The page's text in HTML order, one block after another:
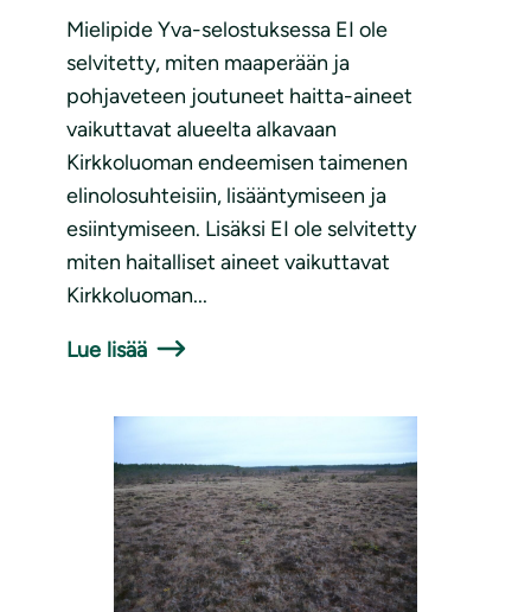
Mielipide Yva-selostuksessa EI ole
selvitetty, miten maaperään ja
pohjaveteen joutuneet haitta-aineet
vaikuttavat alueelta alkavaan
Kirkkoluoman endeemisen taimenen
elinolosuhteisiin, lisääntymiseen ja
esiintymiseen. Lisäksi EI ole selvitetty
miten haitalliset aineet vaikuttavat
Kirkkoluoman...
Lue lisää